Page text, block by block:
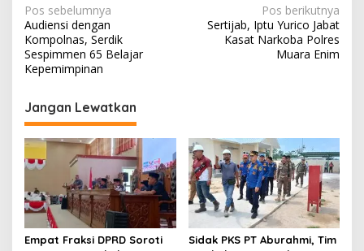
N
a
v
i
g
a
s
i
p
o
s
Pos sebelumnya
Audiensi dengan
Kompolnas, Serdik
Sespimmen 65 Belajar
Kepemimpinan
Pos berikutnya
Sertijab, Iptu Yurico Jabat
Kasat Narkoba Polres
Muara Enim
Jangan Lewatkan
Empat Fraksi DPRD Soroti
Sidak PKS PT Aburahmi, Tim